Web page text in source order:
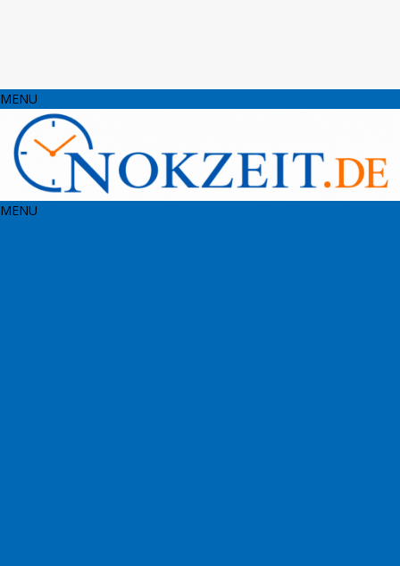
MENU
MENU